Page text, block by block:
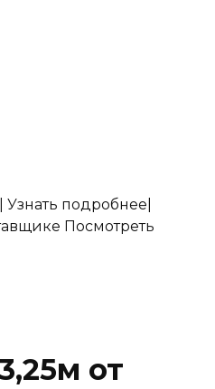
подробнее|
Посмотреть
от